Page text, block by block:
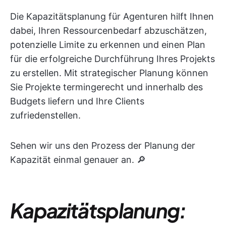
Die Kapazitätsplanung für Agenturen hilft Ihnen
dabei, Ihren Ressourcenbedarf abzuschätzen,
potenzielle Limite zu erkennen und einen Plan
für die erfolgreiche Durchführung Ihres Projekts
zu erstellen. Mit strategischer Planung können
Sie Projekte termingerecht und innerhalb des
Budgets liefern und Ihre Clients
zufriedenstellen.
Sehen wir uns den Prozess der Planung der
Kapazität einmal genauer an. 🔎
Kapazitätsplanung: